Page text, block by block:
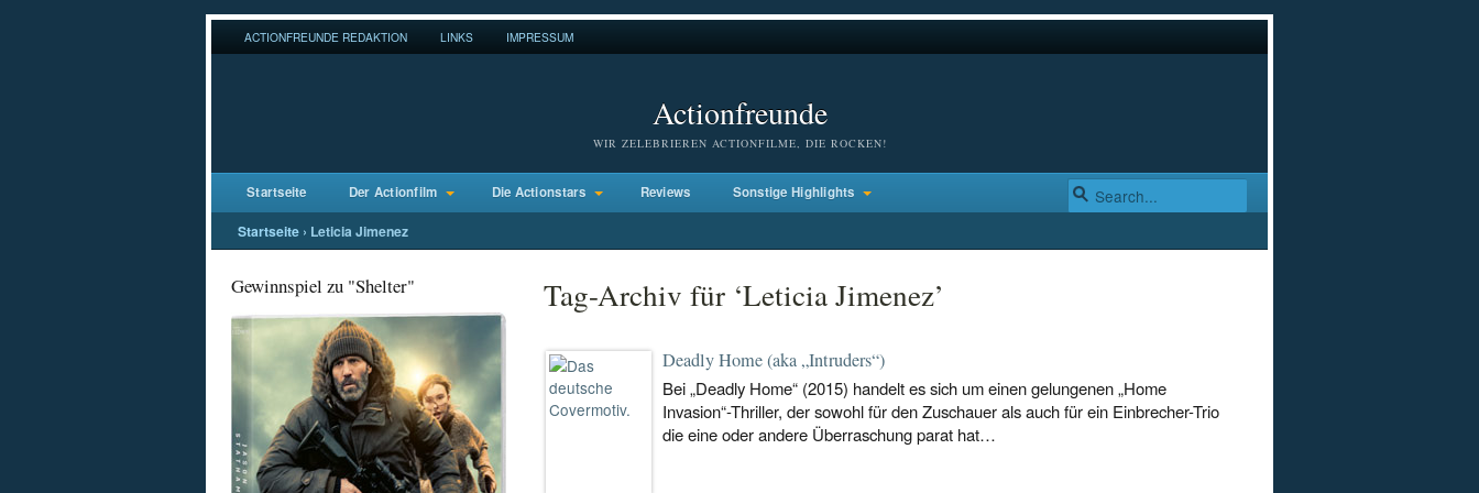
ACTIONFREUNDE REDAKTION LINKS IMPRESSUM
Actionfreunde
WIR ZELEBRIEREN ACTIONFILME, DIE ROCKEN!
Startseite Der Actionfilm Die Actionstars Reviews Sonstige Highlights
Startseite › Leticia Jimenez
Gewinnspiel zu "Shelter" Tag-Archiv für ‘Leticia Jimenez’
Deadly Home (aka „Intruders“)
Bei „Deadly Home“ (2015) handelt es sich um einen gelungenen „Home
Invasion“-Thriller, der sowohl für den Zuschauer als auch für ein Einbrecher-Trio
die eine oder andere Überraschung parat hat…